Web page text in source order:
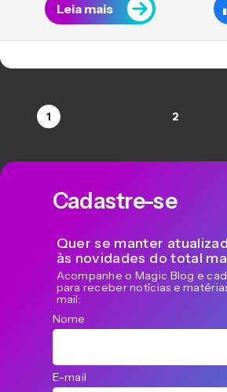
Leia mais
1 2
Cadastre-se
Quer se manter
às novidades do total
Acompanhe o Magic Blog e
para receber notícias e
mail:
Nome
E-mail